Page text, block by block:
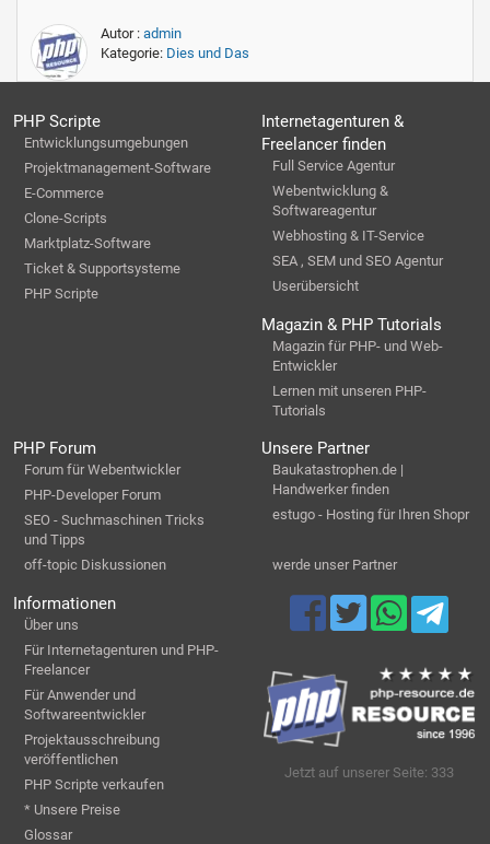
Autor : admin
Kategorie: Dies und Das
PHP Scripte
Entwicklungsumgebungen
Projektmanagement-Software
E-Commerce
Clone-Scripts
Marktplatz-Software
Ticket & Supportsysteme
PHP Scripte
Internetagenturen &
Freelancer finden
Full Service Agentur
Webentwicklung &
Softwareagentur
Webhosting & IT-Service
SEA , SEM und SEO Agentur
Userübersicht
Magazin & PHP Tutorials
Magazin für PHP- und Web-
Entwickler
Lernen mit unseren PHP-
Tutorials
PHP Forum
Forum für Webentwickler
PHP-Developer Forum
SEO - Suchmaschinen Tricks
und Tipps
off-topic Diskussionen
Unsere Partner
Baukatastrophen.de |
Handwerker finden
estugo - Hosting für Ihren Shopr
werde unser Partner
Informationen
Über uns
Für Internetagenturen und PHP-
Freelancer
Für Anwender und
Softwareentwickler
Projektausschreibung
veröffentlichen
PHP Scripte verkaufen
* Unsere Preise
Glossar
Jetzt auf unserer Seite: 333